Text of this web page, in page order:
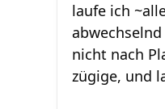
laufe ich
nicht nach
zügige, und